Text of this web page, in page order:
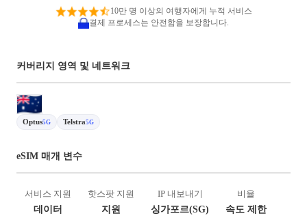
10만 명 이상의 여행자에게 누적 서비스
결제 프로세스는 안전함을 보장합니다.
커버리지 영역 및 네트워크
Optus5G Telstra5G
eSIM 매개 변수
서비스 지원
데이터
핫스팟 지원
지원
IP 내보내기
싱가포르(SG)
비율
속도 제한